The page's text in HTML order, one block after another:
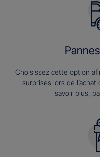
Choisissez cette option
surprises lors de l’achat
savoir plus,